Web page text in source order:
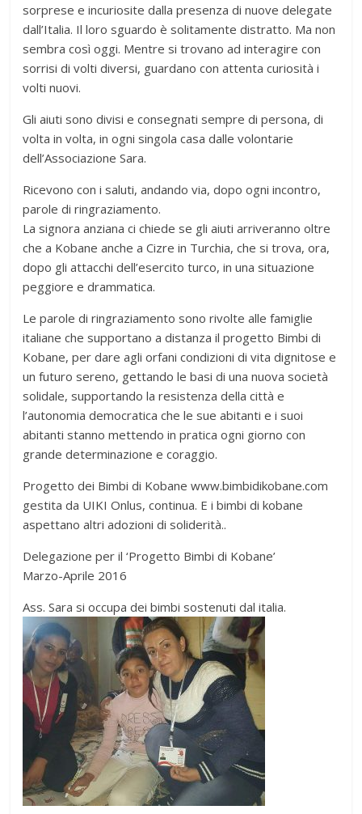
sorprese e incuriosite dalla presenza di nuove delegate
dall’Italia. Il loro sguardo è solitamente distratto. Ma non
sembra così oggi. Mentre si trovano ad interagire con
sorrisi di volti diversi, guardano con attenta curiosità i
volti nuovi.
Gli aiuti sono divisi e consegnati sempre di persona, di
volta in volta, in ogni singola casa dalle volontarie
dell’Associazione Sara.
Ricevono con i saluti, andando via, dopo ogni incontro,
parole di ringraziamento.
La signora anziana ci chiede se gli aiuti arriveranno oltre
che a Kobane anche a Cizre in Turchia, che si trova, ora,
dopo gli attacchi dell’esercito turco, in una situazione
peggiore e drammatica.
Le parole di ringraziamento sono rivolte alle famiglie
italiane che supportano a distanza il progetto Bimbi di
Kobane, per dare agli orfani condizioni di vita dignitose e
un futuro sereno, gettando le basi di una nuova società
solidale, supportando la resistenza della città e
l’autonomia democratica che le sue abitanti e i suoi
abitanti stanno mettendo in pratica ogni giorno con
grande determinazione e coraggio.
Progetto dei Bimbi di Kobane www.bimbidikobane.com
gestita da UIKI Onlus, continua. E i bimbi di kobane
aspettano altri adozioni di soliderità..
Delegazione per il ‘Progetto Bimbi di Kobane’
Marzo-Aprile 2016
Ass. Sara si occupa dei bimbi sostenuti dal italia.